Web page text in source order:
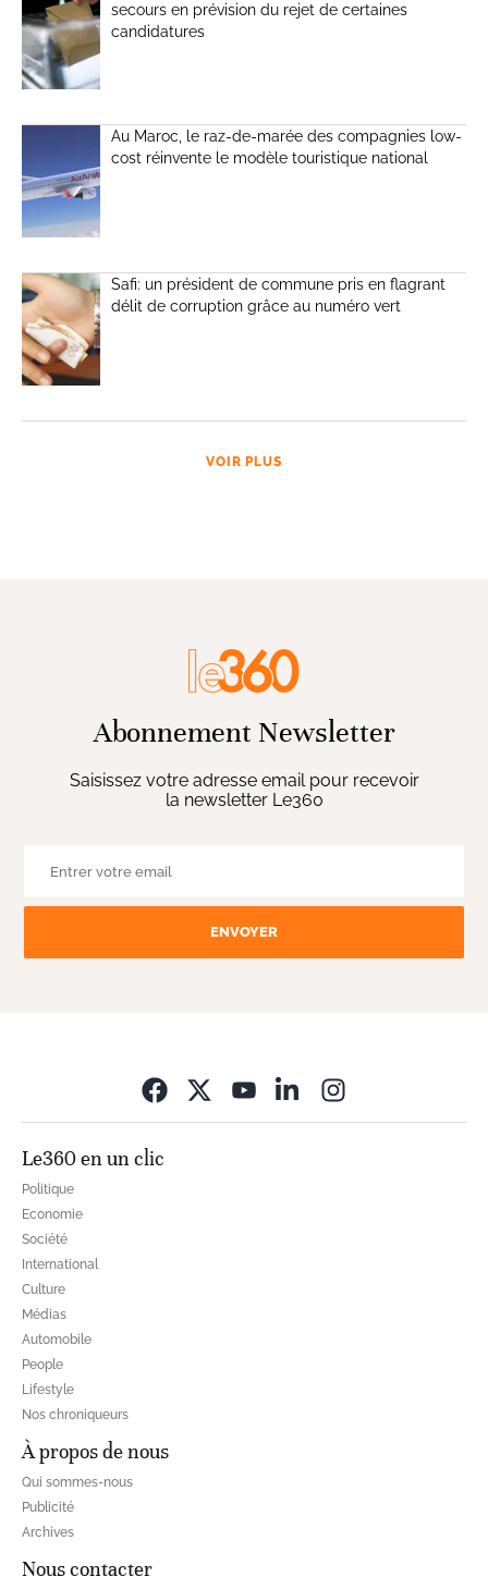
secours en prévision du rejet de certaines
candidatures
Au Maroc, le raz-de-marée des compagnies low-
cost réinvente le modèle touristique national
Safi: un président de commune pris en flagrant
délit de corruption grâce au numéro vert
VOIR PLUS
Abonnement Newsletter
Saisissez votre adresse email pour recevoir
la newsletter Le360
ENVOYER
Le360 en un clic
Politique
Economie
Société
International
Culture
Médias
Automobile
People
Lifestyle
Nos chroniqueurs
À propos de nous
Qui sommes-nous
Publicité
Archives
Nous contacter